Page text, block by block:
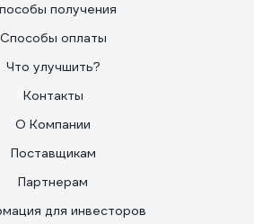
получения
Способы оплаты
Что улучшить?
Контакты
О Компании
Поставщикам
Партнерам
для инвесторов